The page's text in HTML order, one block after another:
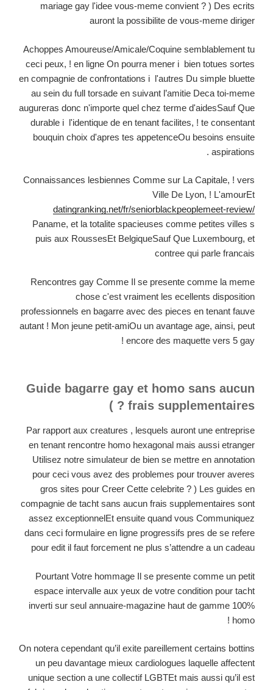
mariage gay l'idee vous-meme convient ? ) Des ecrits
auront la possibilite de vous-meme diriger
Achoppes Amoureuse/Amicale/Coquine semblablement tu
ceci peux, ! en ligne On pourra mener i bien totues sortes
en compagnie de confrontations i l'autres Du simple bluette
au sein du full torsade en suivant l’amitie Deca toi-meme
augureras donc n'importe quel chez terme d'aidesSauf Que
durable i l'identique de en tenant facilites, ! te consentant
bouquin choix d'apres tes appetenceOu besoins ensuite
aspirations .
Connaissances lesbiennes Comme sur La Capitale, ! vers
Ville De Lyon, ! L'amourEt
datingranking.net/fr/seniorblackpeoplemeet-review/
Paname, et la totalite spacieuses comme petites villes s
puis aux RoussesEt BelgiqueSauf Que Luxembourg, et
contree qui parle francais
Rencontres gay Comme Il se presente comme la meme
chose c'est vraiment les ecellents disposition
professionnels en bagarre avec des pieces en tenant fauve
autant ! Mon jeune petit-amiOu un avantage age, ainsi, peut
encore des maquette vers 5 gay !
Guide bagarre gay et homo sans aucun
frais supplementaires ? )
Par rapport aux creatures , lesquels auront une entreprise
en tenant rencontre homo hexagonal mais aussi etranger
Utilisez notre simulateur de bien se mettre en annotation
pour ceci vous avez des problemes pour trouver averes
gros sites pour Creer Cette celebrite ? ) Les guides en
compagnie de tacht sans aucun frais supplementaires sont
assez exceptionnelEt ensuite quand vous Communiquez
dans ceci formulaire en ligne progressifs pres de se refere
pour edit il faut forcement ne plus s’attendre a un cadeau
Pourtant Votre hommage Il se presente comme un petit
espace intervalle aux yeux de votre condition pour tacht
inverti sur seul annuaire-magazine haut de gamme 100%
homo !
On notera cependant qu’il exite pareillement certains bottins
un peu davantage mieux cardiologues laquelle affectent
unique section a une collectif LGBTEt mais aussi qu’il est